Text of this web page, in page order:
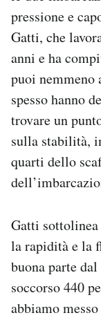
pressione e
Gatti, che
anni e ha
puoi nemmeno
spesso hanno
trovare un
sulla stabilità,
quarti dello
Gatti sottolinea
la rapidità e la
buona parte
soccorso 440
abbiamo